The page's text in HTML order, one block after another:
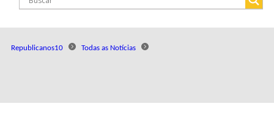
Republicanos10 Todas as Notícias